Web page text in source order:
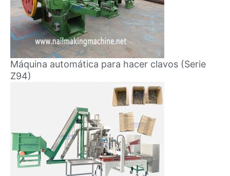
Máquina automática para hacer clavos (Serie
Z94)